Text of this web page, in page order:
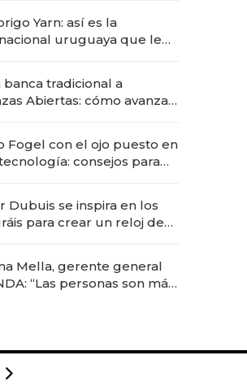
y prepara apertura
Yarn: así es la
uruguaya que le
banca tradicional a
Abiertas: cómo avanza
Fogel con el ojo puesto en
consejos para
Dubuis se inspira en los
para crear un reloj de
Mella, gerente general
“Las personas son más